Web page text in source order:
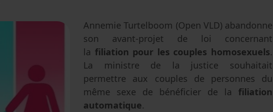
Eugénisme
Transhumanisme
Intelligence artificielle
Annemie Turtelboom (Open VLD) abandonne
son avant-projet de loi concernant
la filiation pour les couples homosexuels.
La ministre de la justice souhaitait
permettre aux couples de personnes du
même sexe de bénéficier de la filiation
automatique.